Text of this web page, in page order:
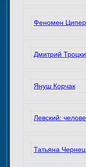
Феномен
Дмитрий
Януш Корчак
Левский:
Татьяна